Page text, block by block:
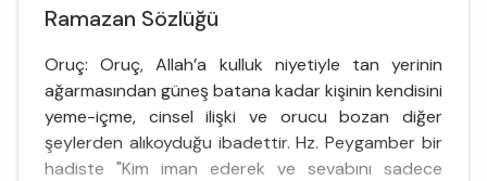
Ramazan Sözlüğü
Oruç: Oruç, Allah’a kulluk niyetiyle tan yerinin
ağarmasından güneş batana kadar kişinin kendisini
yeme-içme, cinsel ilişki ve orucu bozan diğer
şeylerden alıkoyduğu ibadettir. Hz. Peygamber bir
hadiste "Kim iman ederek ve sevabını sadece